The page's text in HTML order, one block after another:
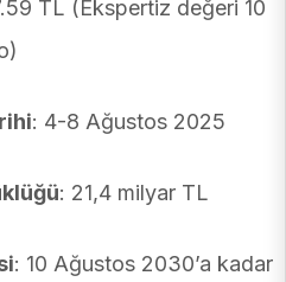
TL (Ekspertiz değeri 10
: 4-8 Ağustos 2025
: 21,4 milyar TL
: 10 Ağustos 2030’a kadar